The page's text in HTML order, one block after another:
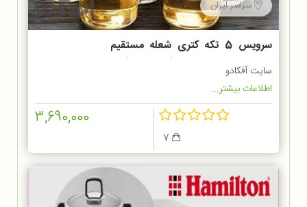
سراسر ایران
سرویس 5 تکه کتری شعله مستقیم
950 میل با 4 عدد فنجان پیرکس
C9510
سایت آفکادو
اطلاعات بیشتر...
3,690,000